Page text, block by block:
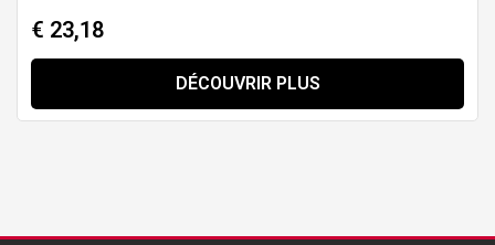
€ 23,18
DÉCOUVRIR PLUS